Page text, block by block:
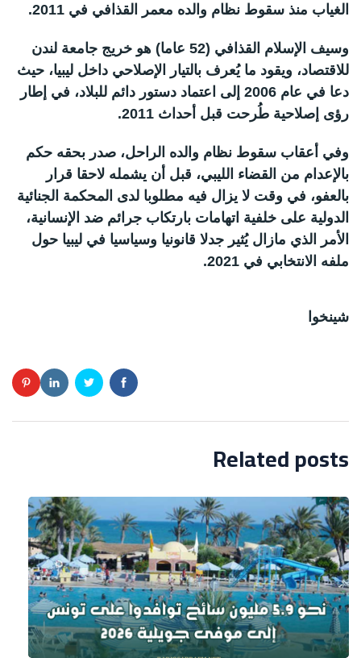
الغياب منذ سقوط نظام والده معمر القذافي في 2011.
وسيف الإسلام القذافي (52 عاما) هو خريج جامعة لندن
للاقتصاد، ويقود ما يُعرف بالتيار الإصلاحي داخل ليبيا، حيث
دعا في عام 2006 إلى اعتماد دستور دائم للبلاد، في إطار
رؤى إصلاحية طُرحت قبل أحداث 2011.
وفي أعقاب سقوط نظام والده الراحل، صدر بحقه حكم
بالإعدام من القضاء الليبي، قبل أن يشمله لاحقا قرار
بالعفو، في وقت لا يزال فيه مطلوبا لدى المحكمة الجنائية
الدولية على خلفية اتهامات بارتكاب جرائم ضد الإنسانية،
الأمر الذي مازال يُثير جدلا قانونيا وسياسيا في ليبيا حول
ملفه الانتخابي في 2021.
شينخوا
Related posts